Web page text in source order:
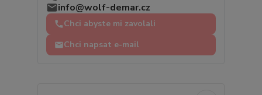
info@wolf-demar.cz
Chci abyste mi zavolali
Chci napsat e-mail